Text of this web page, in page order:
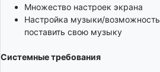
Множество настроек экрана
Настройка музыки/возможность
поставить свою музыку
Системные требования